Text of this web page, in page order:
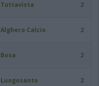
Tuttavista 2
Alghero Calcio 2
Bosa 2
Luogosanto 2